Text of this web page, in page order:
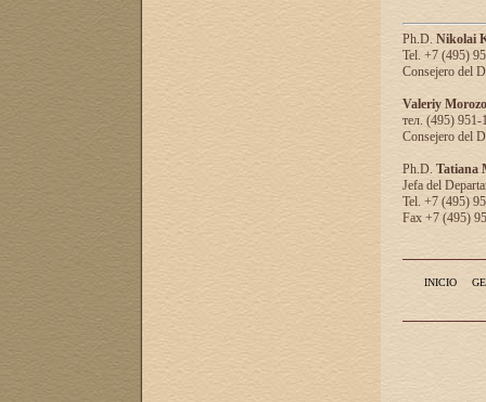
Ph.D. Nikolai
Tel. +7 (495)
Consejero del
Valeriy
тел. (495) 951-
Consejero del
Ph.D. Tatiana
Jefa del
Tel. +7 (495)
Fax +7 (495)
INICIO